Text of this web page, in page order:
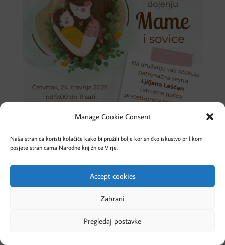
Manage Cookie Consent
Naša stranica koristi kolačiće kako bi pružili bolje korisničko iskustvo prilikom
posjete stranicama Narodne knjižnice Virje.
Accept cookies
Zabrani
Pregledaj postavke
Cookies – Kolačići Pravila privatnosti
Designed by Evolve Studio